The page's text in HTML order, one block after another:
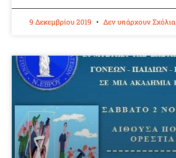
9 Δεκεμβρίου 2019 Δεν υπάρχουν Σχόλια